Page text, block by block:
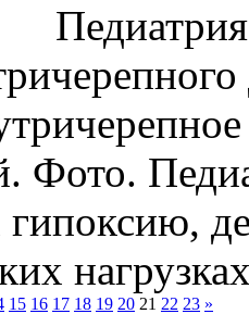
Фото.
15 16 17 18 19 20 21 22 23 »